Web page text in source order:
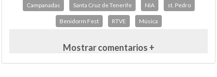
Campanadas Santa Cruz de Tenerife NIA st. Pedro
Benidorm Fest RTVE Música
Mostrar comentarios +